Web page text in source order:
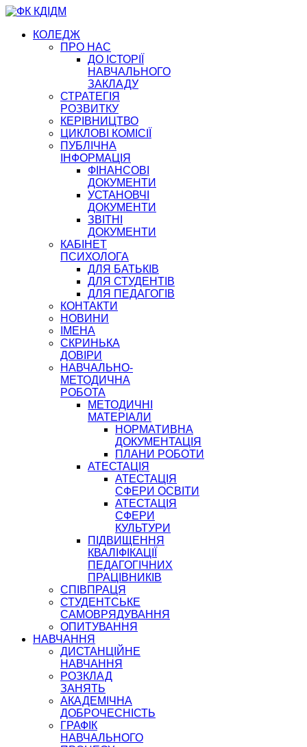
КОЛЕДЖ
ПРО НАС
ДО ІСТОРІЇ
НАВЧАЛЬНОГО
ЗАКЛАДУ
СТРАТЕГІЯ
РОЗВИТКУ
КЕРІВНИЦТВО
ЦИКЛОВІ КОМІСІЇ
ПУБЛІЧНА
ІНФОРМАЦІЯ
ФІНАНСОВІ
ДОКУМЕНТИ
УСТАНОВЧІ
ДОКУМЕНТИ
ЗВІТНІ
ДОКУМЕНТИ
КАБІНЕТ
ПСИХОЛОГА
ДЛЯ БАТЬКІВ
ДЛЯ СТУДЕНТІВ
ДЛЯ ПЕДАГОГІВ
КОНТАКТИ
НОВИНИ
ІМЕНА
СКРИНЬКА
ДОВІРИ
НАВЧАЛЬНО-
МЕТОДИЧНА
РОБОТА
МЕТОДИЧНІ
МАТЕРІАЛИ
НОРМАТИВНА
ДОКУМЕНТАЦІЯ
ПЛАНИ РОБОТИ
АТЕСТАЦІЯ
АТЕСТАЦІЯ
СФЕРИ ОСВІТИ
АТЕСТАЦІЯ
СФЕРИ
КУЛЬТУРИ
ПІДВИЩЕННЯ
КВАЛІФІКАЦІЇ
ПЕДАГОГІЧНИХ
ПРАЦІВНИКІВ
СПІВПРАЦЯ
СТУДЕНТСЬКЕ
САМОВРЯДУВАННЯ
ОПИТУВАННЯ
НАВЧАННЯ
ДИСТАНЦІЙНЕ
НАВЧАННЯ
РОЗКЛАД
ЗАНЯТЬ
АКАДЕМІЧНА
ДОБРОЧЕСНІСТЬ
ГРАФІК
НАВЧАЛЬНОГО